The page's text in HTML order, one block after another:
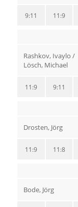
11:9
9:11
Rashkov, Ivaylo /
Lösch, Michael
9:11
11:9
Drosten, Jörg
11:8
11:9
Bode, Jörg